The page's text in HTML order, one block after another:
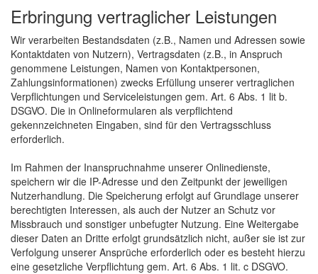
Erbringung vertraglicher Leistungen
Wir verarbeiten Bestandsdaten (z.B., Namen und Adressen sowie
Kontaktdaten von Nutzern), Vertragsdaten (z.B., in Anspruch
genommene Leistungen, Namen von Kontaktpersonen,
Zahlungsinformationen) zwecks Erfüllung unserer vertraglichen
Verpflichtungen und Serviceleistungen gem. Art. 6 Abs. 1 lit b.
DSGVO. Die in Onlineformularen als verpflichtend
gekennzeichneten Eingaben, sind für den Vertragsschluss
erforderlich.
Im Rahmen der Inanspruchnahme unserer Onlinedienste,
speichern wir die IP-Adresse und den Zeitpunkt der jeweiligen
Nutzerhandlung. Die Speicherung erfolgt auf Grundlage unserer
berechtigten Interessen, als auch der Nutzer an Schutz vor
Missbrauch und sonstiger unbefugter Nutzung. Eine Weitergabe
dieser Daten an Dritte erfolgt grundsätzlich nicht, außer sie ist zur
Verfolgung unserer Ansprüche erforderlich oder es besteht hierzu
eine gesetzliche Verpflichtung gem. Art. 6 Abs. 1 lit. c DSGVO.